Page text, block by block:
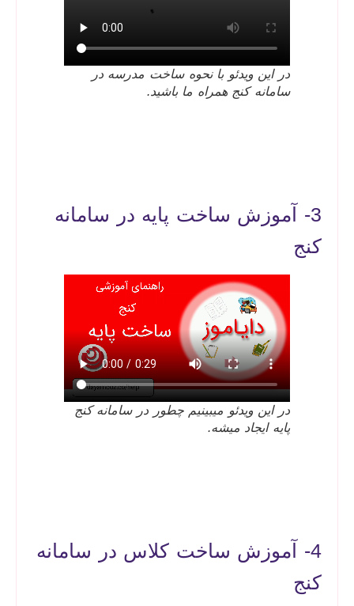
در این ویدئو با نحوه ساخت مدرسه در
سامانه کنج همراه ما باشید.
3- آموزش ساخت پایه در سامانه
کنج
در این ویدئو میبینیم چطور در سامانه کنج
پایه ایجاد میشه.
4- آموزش ساخت کلاس در سامانه
کنج